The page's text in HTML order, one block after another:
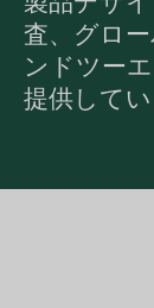
査、グロ
ンドツー
提供してい